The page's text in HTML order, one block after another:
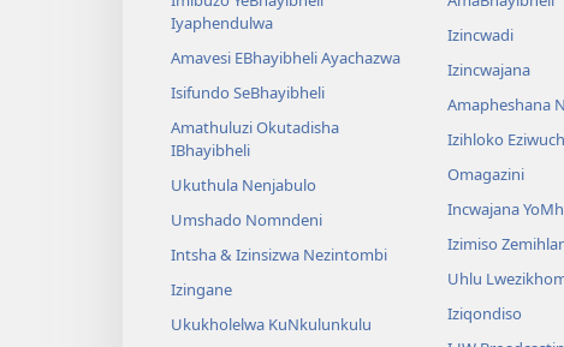
Iyaphendulwa
Amavesi EBhayibheli Ayachazwa
Isifundo SeBhayibheli
Amathuluzi Okutadisha
IBhayibheli
Ukuthula Nenjabulo
Umshado Nomndeni
Intsha & Izinsizwa Nezintombi
Izingane
Ukukholelwa KuNkulunkulu
Izincwadi
Izincwajana
Amapheshana
Izihloko
Omagazini
Incwajana
Izimiso
Uhlu
Iziqondiso